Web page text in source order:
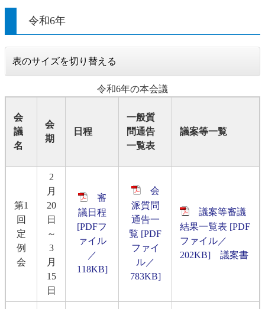
令和6年
表のサイズを切り替える
令和6年の本会議
会
議
名
会
期
日程
一般質
問通告
一覧表
議案等一覧
第1
回
定
例
会
2
月
20
日
～
3
月
15
日
審
議日程
[PDFフ
ァイル
／
118KB]
会
派質問
通告一
覧 [PDF
ファイ
ル／
783KB]
議案等審議
結果一覧表 [PDF
ファイル／
202KB]
議案書